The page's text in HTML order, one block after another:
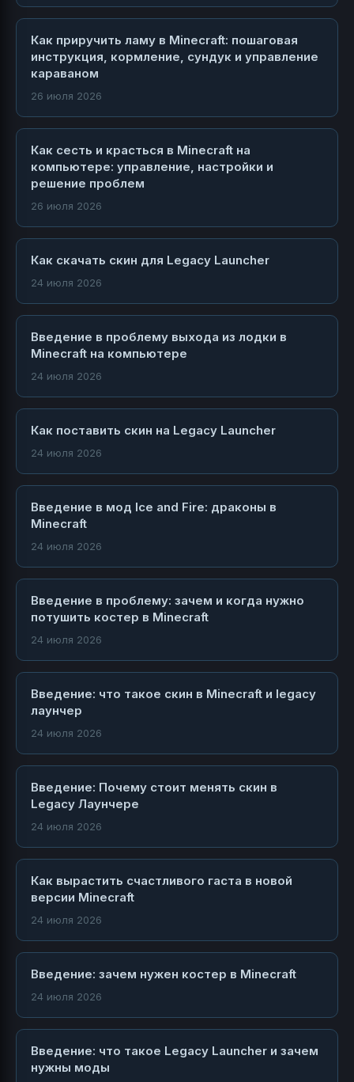
Как приручить ламу в Minecraft: пошаговая
инструкция, кормление, сундук и управление
караваном
26 июля 2026
Как сесть и красться в Minecraft на
компьютере: управление, настройки и
решение проблем
26 июля 2026
Как скачать скин для Legacy Launcher
24 июля 2026
Введение в проблему выхода из лодки в
Minecraft на компьютере
24 июля 2026
Как поставить скин на Legacy Launcher
24 июля 2026
Введение в мод Ice and Fire: драконы в
Minecraft
24 июля 2026
Введение в проблему: зачем и когда нужно
потушить костер в Minecraft
24 июля 2026
Введение: что такое скин в Minecraft и legacy
лаунчер
24 июля 2026
Введение: Почему стоит менять скин в
Legacy Лаунчере
24 июля 2026
Как вырастить счастливого гаста в новой
версии Minecraft
24 июля 2026
Введение: зачем нужен костер в Minecraft
24 июля 2026
Введение: что такое Legacy Launcher и зачем
нужны моды